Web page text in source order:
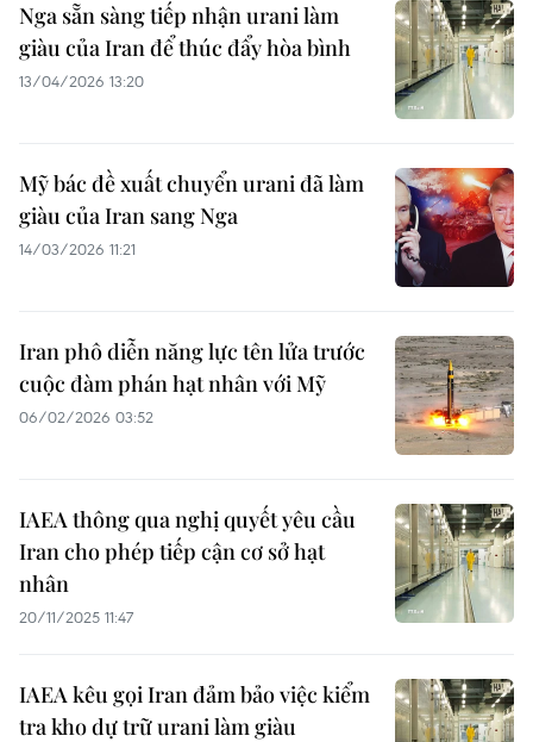
Nga sẵn sàng tiếp nhận urani làm
giàu của Iran để thúc đẩy hòa bình
13/04/2026 13:20
Mỹ bác đề xuất chuyển urani đã làm
giàu của Iran sang Nga
14/03/2026 11:21
Iran phô diễn năng lực tên lửa trước
cuộc đàm phán hạt nhân với Mỹ
06/02/2026 03:52
IAEA thông qua nghị quyết yêu cầu
Iran cho phép tiếp cận cơ sở hạt
nhân
20/11/2025 11:47
IAEA kêu gọi Iran đảm bảo việc kiểm
tra kho dự trữ urani làm giàu